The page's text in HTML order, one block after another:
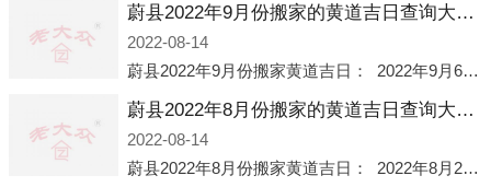
蔚县2022年9月份搬家的黄道吉日查询大全一览表哪天适合搬家好日子
2022-08-14
蔚县2022年9月份搬家黄道吉日： 2022年9月6日 「星期二」 农历八月十一2022年9月12日 「星期一」 农历八月十七2022年9月16日 「星期五」 农历八月廿一2022年9月2
蔚县2022年8月份搬家的黄道吉日查询大全一览表哪天适合搬家好日子
2022-08-14
蔚县2022年8月份搬家黄道吉日： 2022年8月2日 「星期二」 农历七月初五2022年8月6日 「星期六」 农历七月初九2022年8月8日 「星期一」 农历七月十一2022年8月10日 「